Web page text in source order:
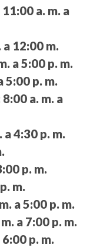
11:00 a. m. a
a 12:00 m.
a 5:00 p. m.
5:00 p. m.
8:00 a. m. a
a 4:30 p. m.
p. m.
m.
a 5:00 p. m.
a 7:00 p. m.
p. m.